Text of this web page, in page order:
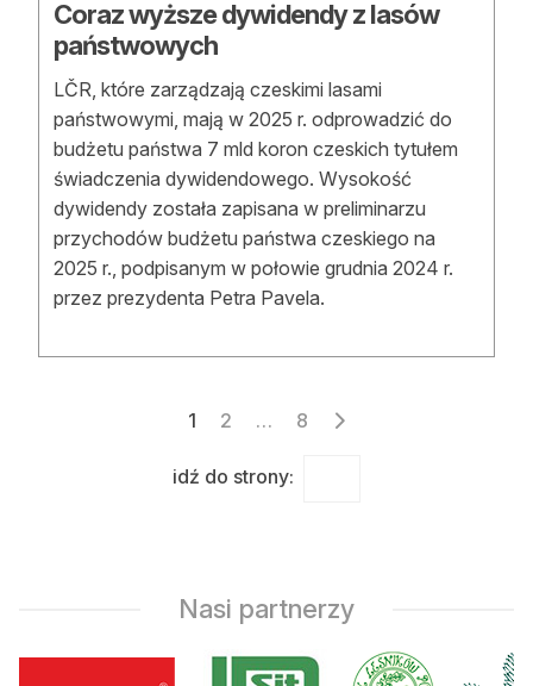
Coraz wyższe dywidendy z lasów
państwowych
LČR, które zarządzają czeskimi lasami
państwowymi, mają w 2025 r. odprowadzić do
budżetu państwa 7 mld koron czeskich tytułem
świadczenia dywidendowego. Wysokość
dywidendy została zapisana w preliminarzu
przychodów budżetu państwa czeskiego na
2025 r., podpisanym w połowie grudnia 2024 r.
przez prezydenta Petra Pavela.
Stronicowanie
1 2 … 8
idź do strony:
Nasi partnerzy